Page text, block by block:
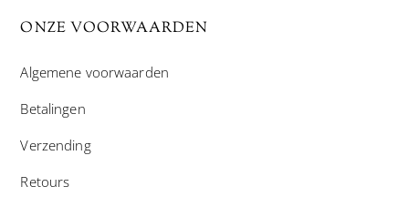
ONZE VOORWAARDEN
Algemene voorwaarden
Betalingen
Verzending
Retours